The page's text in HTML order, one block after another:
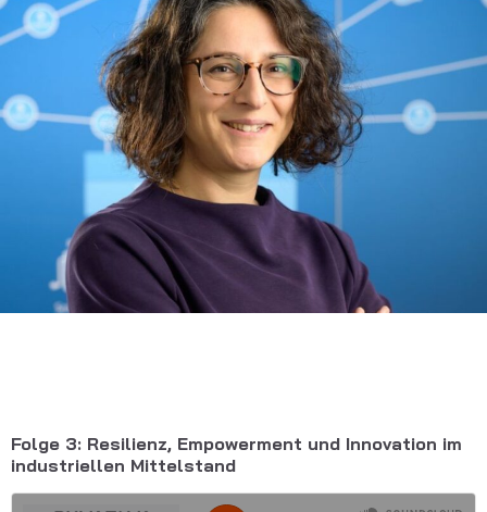
Folge 3: Resilienz, Empowerment und Innovation im
industriellen Mittelstand